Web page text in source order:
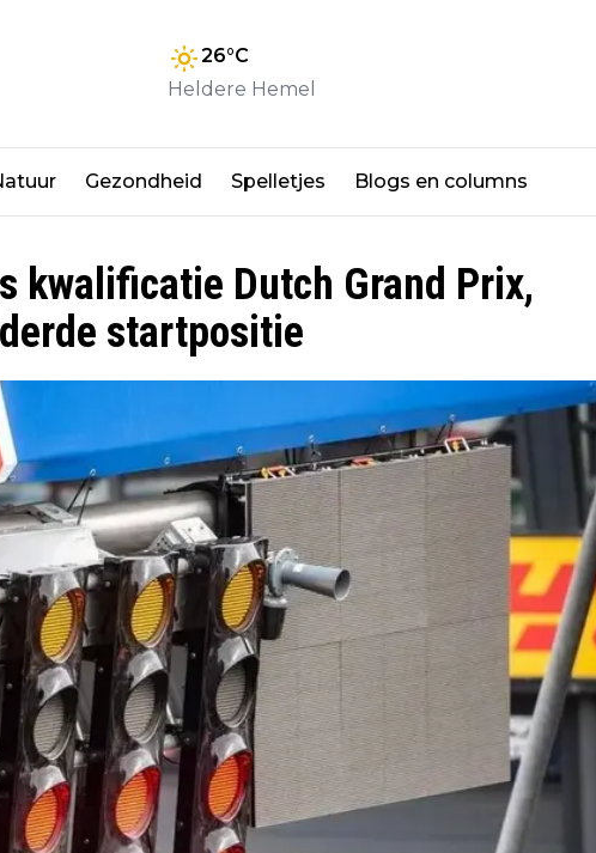
26°C
Heldere Hemel
Gezondheid Spelletjes Blogs en columns
kwalificatie Dutch Grand Prix,
startpositie